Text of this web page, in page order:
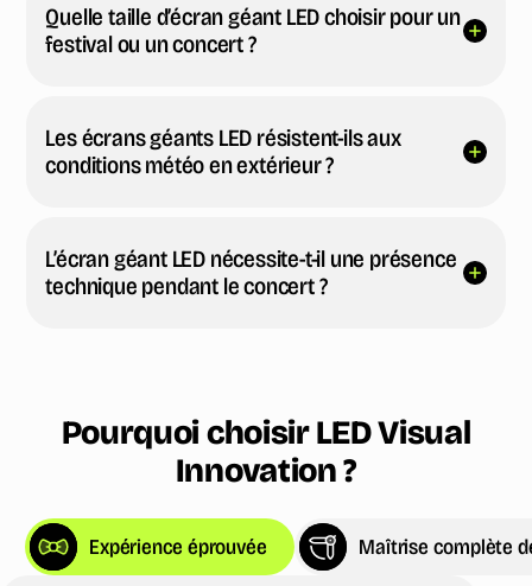
Quelle taille d’écran géant LED choisir pour un
festival ou un concert ?
Les écrans géants LED résistent-ils aux
conditions météo en extérieur ?
L’écran géant LED nécessite-t-il une présence
technique pendant le concert ?
Pourquoi choisir LED Visual
Innovation ?
Expérience éprouvée Maîtrise complète